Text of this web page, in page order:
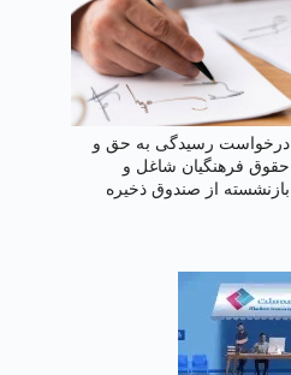
درخواست رسیدگی به حق و
حقوق فرهنگیان شاغل و
بازنشسته از صندوق ذخیره